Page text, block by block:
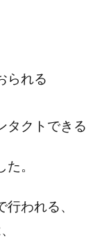
られる
タクトできる
。
われる、